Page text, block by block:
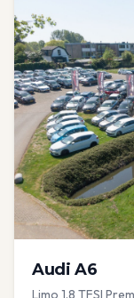
Audi A6
Limo 1.8 TFSI